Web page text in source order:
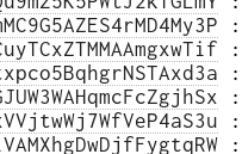
:
:
:
:
:
: